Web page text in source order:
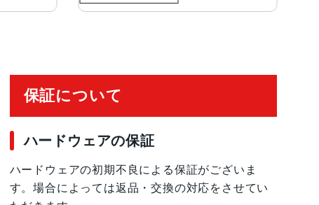
防滴
保証について
ハードウェアの保証
ハードウェアの初期不良による保証がございま
す。場合によっては返品・交換の対応をさせてい